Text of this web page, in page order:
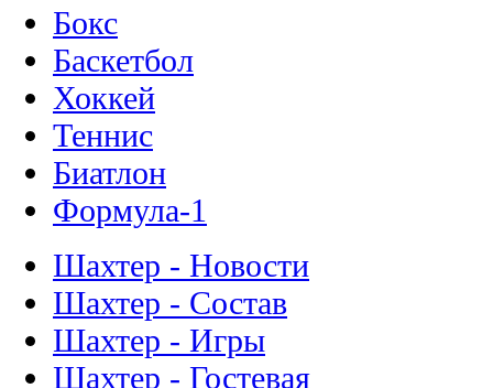
Бокс
Баскетбол
Хоккей
Теннис
Биатлон
Формула-1
Шахтер - Новости
Шахтер - Состав
Шахтер - Игры
Шахтер - Гостевая